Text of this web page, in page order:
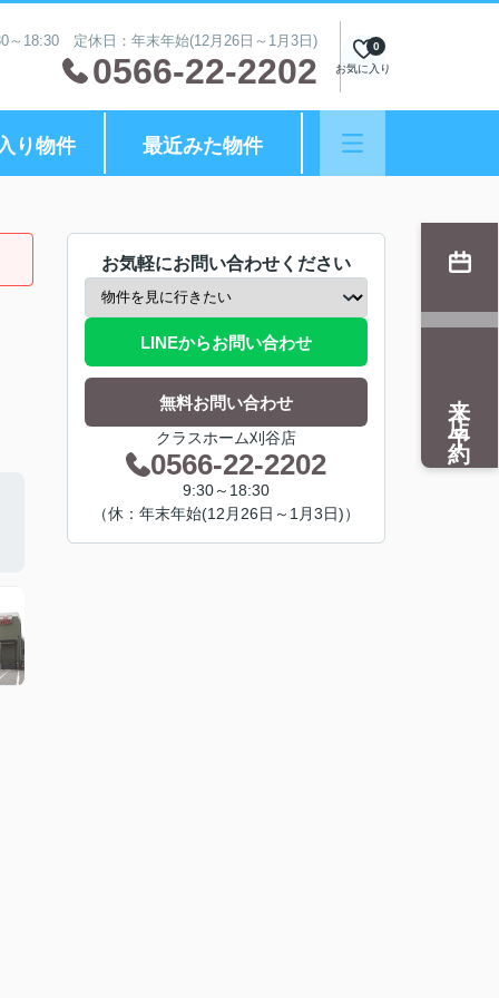
～18:30 定休日：年末年始(12月26日～1月3日)
0566-22-2202 お気に入り
0
り物件 最近みた物件
お気軽にお問い合わせください
LINEからお問い合わせ
無料お問い合わせ
クラスホーム刈谷店
0566-22-2202
9:30～18:30
（休：年末年始(12月26日～1月3日)）
来店予約